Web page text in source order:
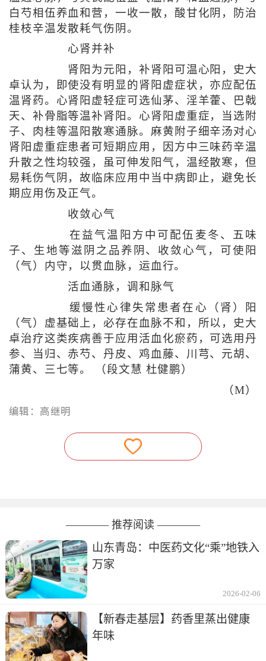
白芍相伍养血和营，一收一散，酸甘化阴，防治
桂枝辛温发散耗气伤阴。
心肾并补
肾阳为元阳，补肾阳可温心阳，史大
卓认为，即使没有明显的肾阳虚症状，亦应配伍
温肾药。心肾阳虚轻症可选仙茅、淫羊藿、巴戟
天、补骨脂等温补肾阳。心肾阳虚重症，当选附
子、肉桂等温阳散寒通脉。麻黄附子细辛汤对心
肾阳虚重症患者可短期应用，因方中三味药辛温
升散之性均较强，虽可伸发阳气，温经散寒，但
易耗伤气阴，故临床应用中当中病即止，避免长
期应用伤及正气。
收敛心气
在益气温阳方中可配伍麦冬、五味
子、生地等滋阴之品养阴、收敛心气，可使阳
（气）内守，以贯血脉，运血行。
活血通脉，调和脉气
缓慢性心律失常患者在心（肾）阳
（气）虚基础上，必存在血脉不和，所以，史大
卓治疗这类疾病善于应用活血化瘀药，可选用丹
参、当归、赤芍、丹皮、鸡血藤、川芎、元胡、
蒲黄、三七等。 （段文慧 杜健鹏）
（M）
编辑：高继明
———— 推荐阅读 ————
山东青岛：中医药文化“乘”地铁入
万家
2026-02-06
【新春走基层】药香里蒸出健康
年味